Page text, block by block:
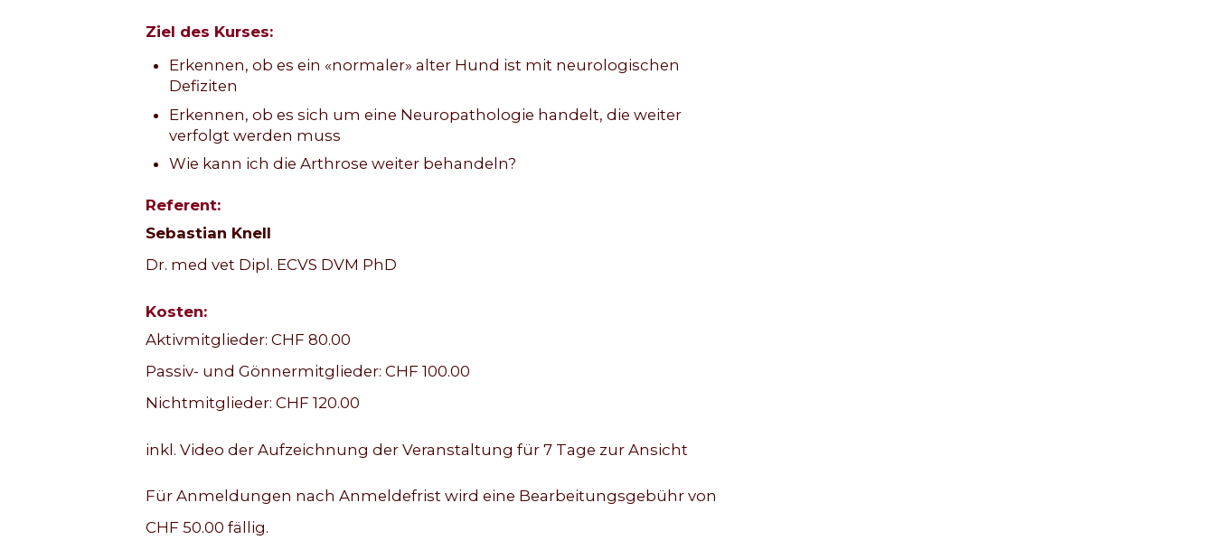
Ziel des Kurses:
Erkennen, ob es ein «normaler» alter Hund ist mit neurologischen
Defiziten
Erkennen, ob es sich um eine Neuropathologie handelt, die weiter
verfolgt werden muss
Wie kann ich die Arthrose weiter behandeln?
Referent:
Sebastian Knell
Dr. med vet Dipl. ECVS DVM PhD
Kosten:
Aktivmitglieder: CHF 80.00
Passiv- und Gönnermitglieder: CHF 100.00
Nichtmitglieder: CHF 120.00
inkl. Video der Aufzeichnung der Veranstaltung für 7 Tage zur Ansicht
Für Anmeldungen nach Anmeldefrist wird eine Bearbeitungsgebühr von
CHF 50.00 fällig.